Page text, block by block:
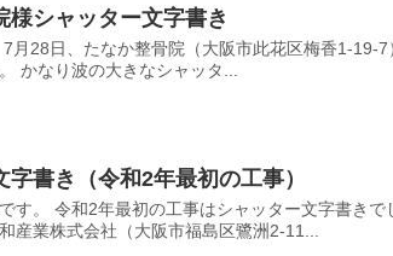
様シャッター文字書き
月28日、たなか整骨院（大阪市此花区梅香1-19-
かなり波の大きなシャッタ...
字書き（令和2年最初の工事）
す。 令和2年最初の工事はシャッター文字書きで
産業株式会社（大阪市福島区鷺洲2-11...